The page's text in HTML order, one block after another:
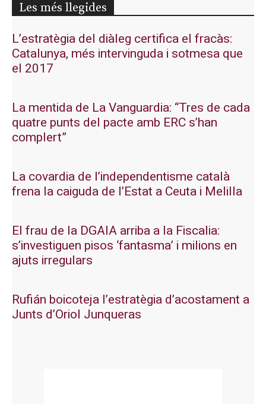
Les més llegides
L’estratègia del diàleg certifica el fracàs:
Catalunya, més intervinguda i sotmesa que
el 2017
La mentida de La Vanguardia: “Tres de cada
quatre punts del pacte amb ERC s’han
complert”
La covardia de l’independentisme català
frena la caiguda de l’Estat a Ceuta i Melilla
El frau de la DGAIA arriba a la Fiscalia:
s’investiguen pisos ‘fantasma’ i milions en
ajuts irregulars
Rufián boicoteja l’estratègia d’acostament a
Junts d’Oriol Junqueras